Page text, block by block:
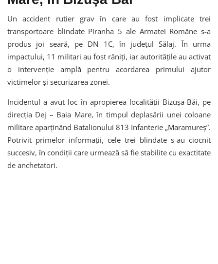
Un accident rutier grav în care au fost implicate trei
transportoare blindate Piranha 5 ale Armatei Române s-a
produs joi seară, pe DN 1C, în judeţul Sălaj. În urma
impactului, 11 militari au fost răniţi, iar autorităţile au activat
o intervenţie amplă pentru acordarea primului ajutor
victimelor şi securizarea zonei.
Incidentul a avut loc în apropierea localităţii Bizuşa-Băi, pe
direcţia Dej – Baia Mare, în timpul deplasării unei coloane
militare aparţinând Batalionului 813 Infanterie „Maramureş”.
Potrivit primelor informaţii, cele trei blindate s-au ciocnit
succesiv, în condiţii care urmează să fie stabilite cu exactitate
de anchetatori.